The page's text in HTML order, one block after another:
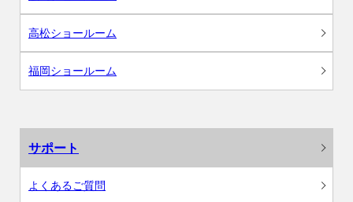
高松ショールーム
福岡ショールーム
サポート
よくあるご質問